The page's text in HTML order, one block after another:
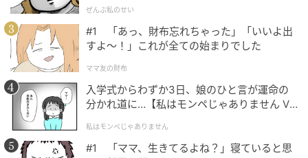
■自宅へ招くことにしたつみき
ぜんぶ私のせい
#1 「あっ、財布忘れちゃった」「いいよ出
すよ〜！」これが全ての始まりでした
ママ友の財布
入学式からわずか3日、娘のひと言が運命の
分かれ道に…【私はモンペじゃありません Vo
私はモンペじゃありません
#1 「ママ、生きてるよね？」寝ていると思